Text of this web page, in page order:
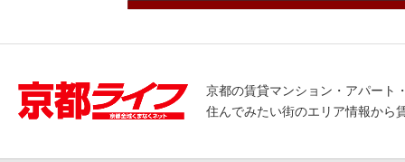
京都の賃貸マンション・アパート
住んでみたい街のエリア情報から